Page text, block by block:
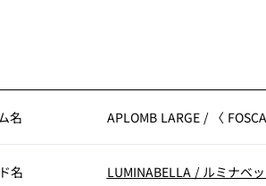
名 APLOMB LARGE / 〈
名 LUMINABELLA / ルミナベ